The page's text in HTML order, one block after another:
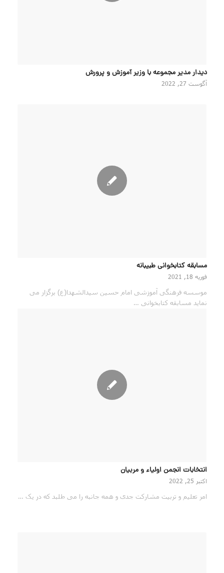
دیدار مدیر مجموعه با وزیر آموزش و پرورش
آگوست 27, 2022
مسابقه کتابخوانی طبیبانه
فوریه 18, 2021
موسسه فرهنگی آموزشی امام حسین سیدالشهدا(ع) برگزار می
نماید مسابقه کتابخوانی …
انتخابات انجمن اولیاء و مربیان
اکتبر 25, 2022
امر تعلیم و تربیت مشارکت جدی و همه جانبه را می طلبد که در یک …